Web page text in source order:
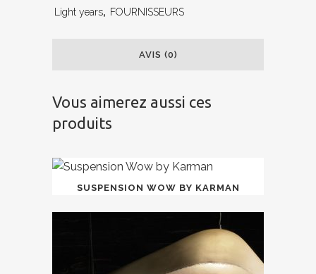
Light years, FOURNISSEURS
AVIS (0)
Vous aimerez aussi ces
produits
SUSPENSION WOW BY KARMAN